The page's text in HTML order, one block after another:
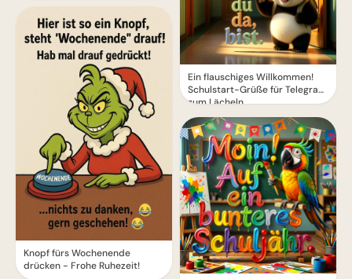
Knopf fürs Wochenende
drücken - Frohe Ruhezeit!
Ein flauschiges Willkommen!
Schulstart-Grüße für Telegram
zum Lächeln